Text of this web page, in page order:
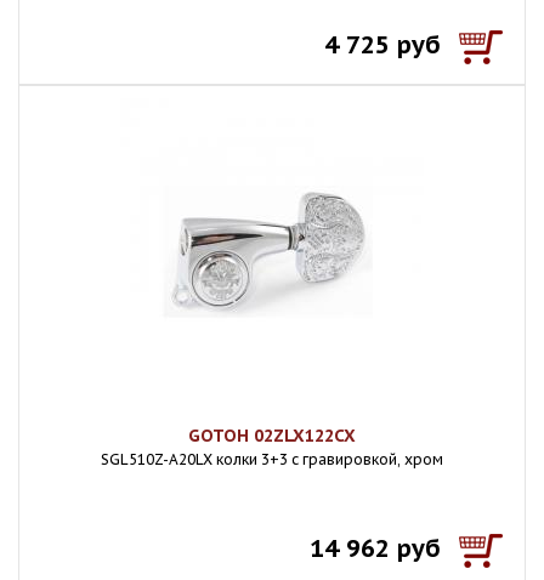
4 725 руб
GOTOH 02ZLX122CX
SGL510Z-A20LX колки 3+3 с гравировкой, хром
14 962 руб